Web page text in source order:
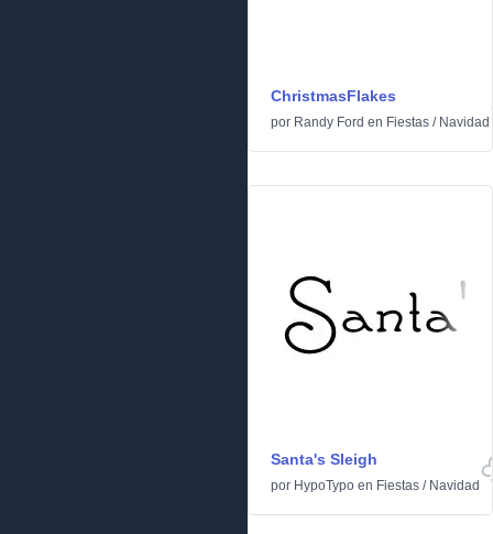
ChristmasFlakes
por Randy Ford en Fiestas / Navidad
Santa's Sleigh
por HypoTypo en Fiestas / Navidad